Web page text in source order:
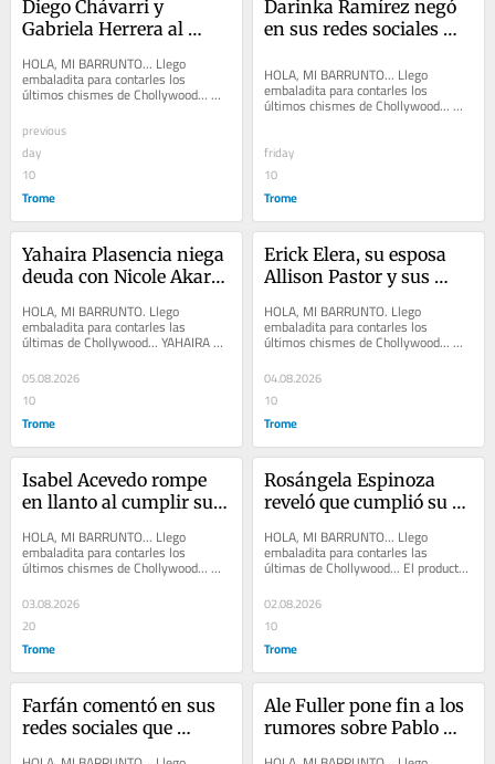
Diego Chávarri y
Gabriela Herrera al
relación, pues se
dejaron de seguir en las
HOLA, MI BARRUNTO... Llego
embaladita para contarles los
últimos chismes de Chollywood...
DIEGO CHÁVARRI y GABRIELA
HERRERA, al parecer, terminaron...
previous
day
10
Trome
Darinka Ramírez negó
en sus redes sociales
paseando con Jefferson
Farfán y su pequeña
HOLA, MI BARRUNTO... Llego
embaladita para contarles los
últimos chismes de Chollywood...
DARINKA RAMÍREZ negó en sus
friday
10
Trome
Yahaira Plasencia niega
deuda con Nicole Akari,
que tenía un “saldo”
pendiente
HOLA, MI BARRUNTO. Llego
embaladita para contarles las
últimas de Chollywood... YAHAIRA
PLASENCIA se comunicó con el
programa ‘América hoy’ y...
05.08.2026
10
Trome
Erick Elera, su esposa
Allison Pastor y sus
vacaciones a Disney de
China
HOLA, MI BARRUNTO. Llego
embaladita para contarles los
últimos chismes de Chollywood...
MARIELLA ZANETTI fue presentada
como la nueva compañera de...
04.08.2026
10
Trome
Isabel Acevedo rompe
en llanto al cumplir su
salón de belleza en
Estados Unidos
HOLA, MI BARRUNTO... Llego
embaladita para contarles los
últimos chismes de Chollywood...
ANA PAULA CONSORTE se ha
convertido en el amuleto de PAOLO...
03.08.2026
20
Trome
Rosángela Espinoza
reveló que cumplió su
casa de Heidi, en Suiza
HOLA, MI BARRUNTO... Llego
embaladita para contarles las
últimas de Chollywood... El productor
GIANCARLO COSSÍO comentó que
MARIO IRIVARREN y su...
02.08.2026
10
Trome
Farfán comentó en sus
redes sociales que
Ale Fuller pone fin a los
rumores sobre Pablo